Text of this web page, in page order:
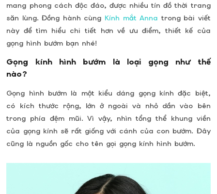
mang phong cách độc đáo, được nhiều tín đồ thời trang
săn lùng. Đồng hành cùng Kính mắt Anna trong bài viết
này để tìm hiểu chi tiết hơn về ưu điểm, thiết kế của
gọng hình bướm bạn nhé!
Gọng kính hình bướm là loại gọng như thế
nào?
Gọng hình bướm là một kiểu dáng gọng kính đặc biệt,
có kích thước rộng, lớn ở ngoài và nhỏ dần vào bên
trong phía đệm mũi. Vì vậy, nhìn tổng thể khung viền
của gọng kính sẽ rất giống với cánh của con bướm. Đây
cũng là nguồn gốc cho tên gọi gọng kính hình bướm.